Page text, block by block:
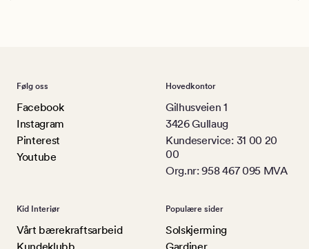
Følg oss
Facebook
Instagram
Pinterest
Youtube
Hovedkontor
Gilhusveien 1
3426 Gullaug
Kundeservice: 31 00 20
00
Org.nr: 958 467 095 MVA
Kid Interiør
Vårt bærekraftsarbeid
Kundeklubb
Populære sider
Solskjerming
Gardiner